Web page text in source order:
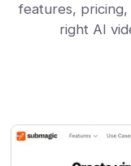
features,
right AI